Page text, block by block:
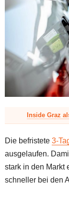
Inside Graz
Die befristete 3-
ausgelaufen.
stark in den Markt
schneller bei den